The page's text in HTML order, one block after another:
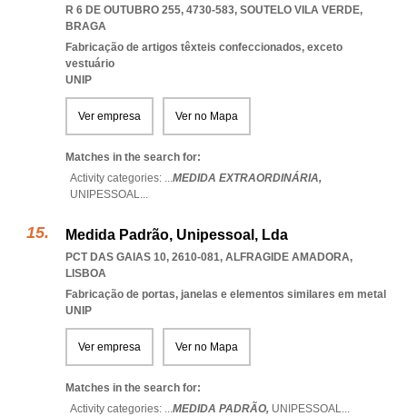
R 6 DE OUTUBRO 255, 4730-583, SOUTELO VILA VERDE,
BRAGA
Fabricação de artigos têxteis confeccionados, exceto
vestuário
UNIP
Ver empresa Ver no Mapa
Matches in the search for:
Activity categories: ...MEDIDA EXTRAORDINÁRIA,
UNIPESSOAL...
Medida Padrão, Unipessoal, Lda
PCT DAS GAIAS 10, 2610-081, ALFRAGIDE AMADORA,
LISBOA
Fabricação de portas, janelas e elementos similares em metal
UNIP
Ver empresa Ver no Mapa
Matches in the search for:
Activity categories: ...MEDIDA PADRÃO, UNIPESSOAL...